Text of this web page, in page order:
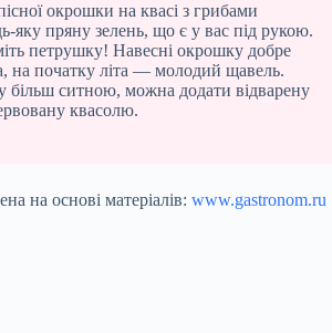
окрошки на квасі з грибами
яку пряну зелень, що є у вас під рукою.
петрушку! Навесні окрошку добре
на початку літа — молодий щавель.
більш ситною, можна додати відварену
квасолю.
на основі матеріалів: www.gastronom.ru